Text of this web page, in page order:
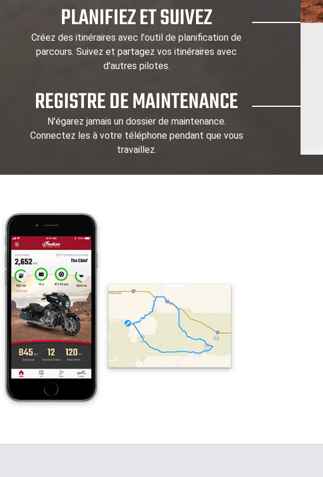
PLANIFIEZ ET SUIVEZ
Créez des itinéraires avec l'outil de planification de
parcours. Suivez et partagez vos itinéraires avec
d'autres pilotes.
REGISTRE DE MAINTENANCE
N'égarez jamais un dossier de maintenance.
Connectez les à votre téléphone pendant que vous
travaillez.